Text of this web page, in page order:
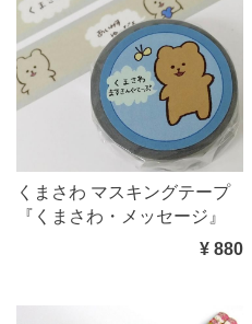
くまさわ マスキングテープ
『くまさわ・メッセージ』
¥ 880